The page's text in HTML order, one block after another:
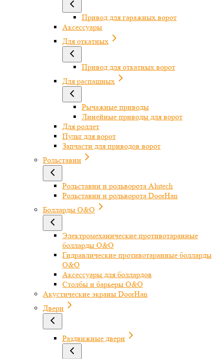
Привод для гаражных ворот
Аксессуары
Для откатных
Привод для откатных ворот
Для распашных
Рычажные приводы
Линейные приводы для ворот
Для роллет
Пульт для ворот
Запчасти для приводов ворот
Рольставни
Рольставни и рольворота Alutech
Рольставни и рольворота DoorHan
Болларды O&O
Электромеханические противотаранные
болларды O&O
Гидравлические противотаранные болларды
O&O
Аксессуары для боллардов
Столбы и барьеры O&O
Акустические экраны DoorHan
Двери
Раздвижные двери